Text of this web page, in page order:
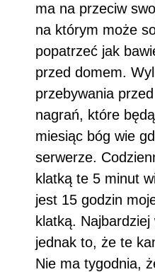
ma na przeciw
na którym może
popatrzeć jak
przed domem.
przebywania
nagrań, które
miesiąc bóg wie
serwerze.
klatką te 5 minut
jest 15 godzin
klatką.
jednak to, że te
Nie ma tygodnia,